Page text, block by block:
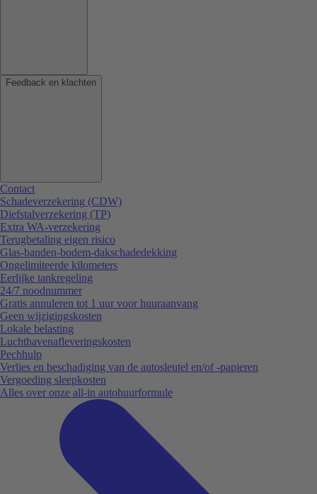
Feedback en klachten
Contact
Schadeverzekering (CDW)
Diefstalverzekering (TP)
Extra WA-verzekering
Terugbetaling eigen risico
Glas-banden-bodem-dakschadedekking
Ongelimiteerde kilometers
Eerlijke tankregeling
24/7 noodnummer
Gratis annuleren tot 1 uur voor huuraanvang
Geen wijzigingskosten
Lokale belasting
Luchthavenafleveringskosten
Pechhulp
Verlies en beschadiging van de autosleutel en/of -papieren
Vergoeding sleepkosten
Alles over onze all-in autohuurformule